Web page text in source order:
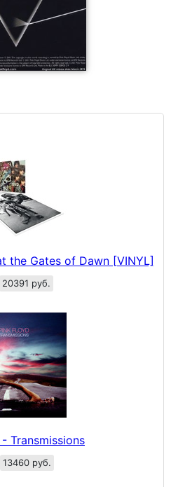
the Gates of Dawn [VINYL]
20391 руб.
Transmissions
13460 руб.